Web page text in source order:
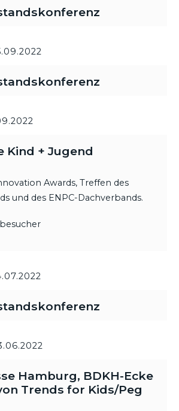
Kind + Jugend
Awards, Treffen des
und des ENPC-Dachverbands.
Hamburg, BDKH-Ecke
Trends for Kids/Peg